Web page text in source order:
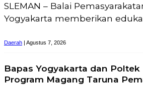
SLEMAN – Balai
Yogyakarta memberikan
Daerah | Agustus 7, 2026
Bapas Yogyakarta dan Poltek
Program Magang Taruna